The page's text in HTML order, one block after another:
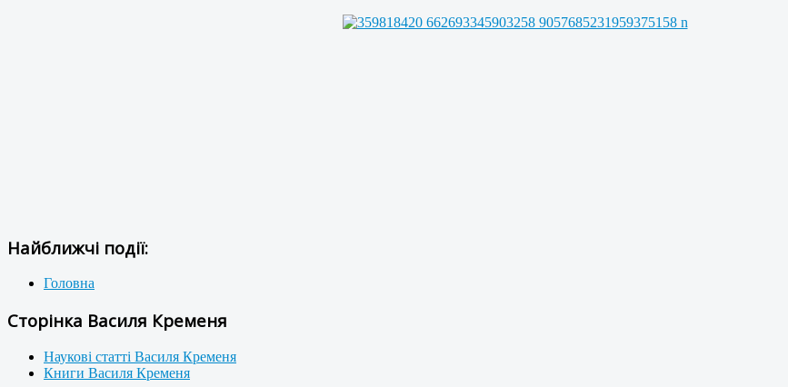
Найближчі події:
Головна
Сторінка Василя Кременя
Наукові статті Василя Кременя
Книги Василя Кременя